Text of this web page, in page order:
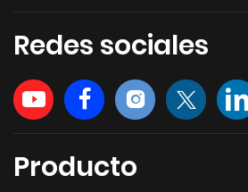
Redes sociales
Producto